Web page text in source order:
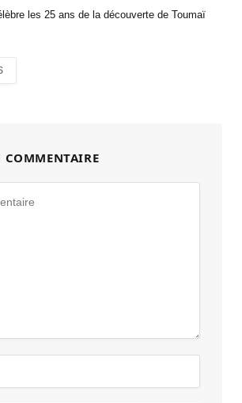
les 25 ans de la découverte de Toumaï
COMMENTAIRE